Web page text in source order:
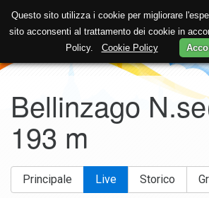
Bellinzago
193 m
Principale Live Storico
Questo sito utilizza i cookie per migliorare
sito acconsenti al trattamento dei cookie in
Policy. Cookie Policy